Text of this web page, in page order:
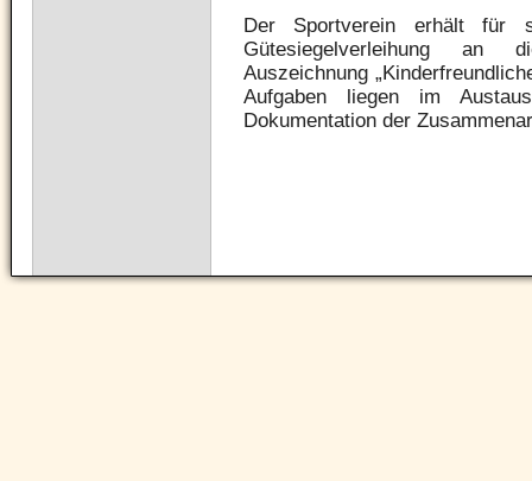
Der Sportverein erhält für
Gütesiegelverleihung an
Auszeichnung
Aufgaben liegen im
Dokumentation der
Navigation